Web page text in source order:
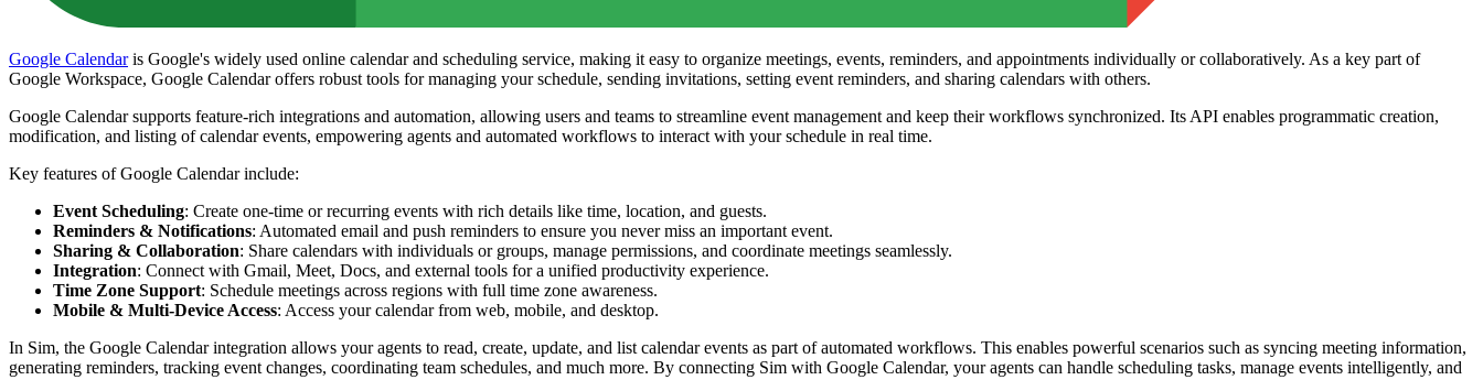
Google Calendaris Google's widely used online calendar and scheduling service, making it easy to organize meetings, events, reminders, and appointments individually or collaboratively. As a key part of
Google Workspace, Google Calendar offers robust tools for managing your schedule, sending invitations, setting event reminders, and sharing calendars with others.
Google Calendar supports feature-rich integrations and automation, allowing users and teams to streamline event management and keep their workflows synchronized. Its API enables programmatic creation,
modification, and listing of calendar events, empowering agents and automated workflows to interact with your schedule in real time.
Key features of Google Calendar include:
Event Scheduling: Create one-time or recurring events with rich details like time, location, and guests.
Reminders & Notifications: Automated email and push reminders to ensure you never miss an important event.
Sharing & Collaboration: Share calendars with individuals or groups, manage permissions, and coordinate meetings seamlessly.
Integration: Connect with Gmail, Meet, Docs, and external tools for a unified productivity experience.
Time Zone Support: Schedule meetings across regions with full time zone awareness.
Mobile & Multi-Device Access: Access your calendar from web, mobile, and desktop.
In Sim, the Google Calendar integration allows your agents to read, create, update, and list calendar events as part of automated workflows. This enables powerful scenarios such as syncing meeting information,
generating reminders, tracking event changes, coordinating team schedules, and much more. By connecting Sim with Google Calendar, your agents can handle scheduling tasks, manage events intelligently, and